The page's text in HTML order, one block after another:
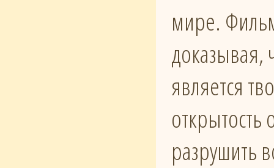
мире.
доказывая,
является
разрушить